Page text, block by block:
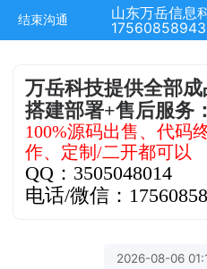
结束沟通
17560858943
万岳科技提供全部
搭建部署+售后服务：
100%源码出售、代码
作、定制/二开都可以
QQ：3505048014
电话/微信：
2026-08-06